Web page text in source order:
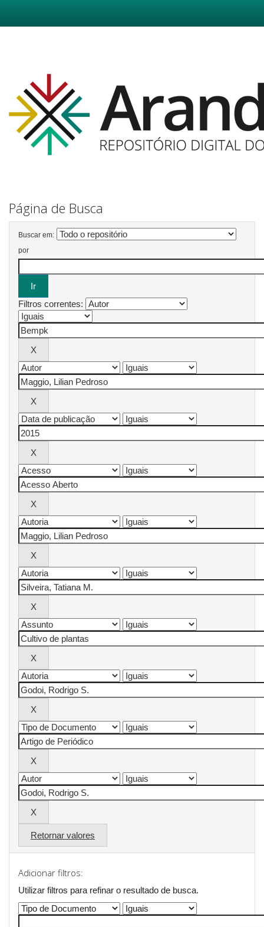
Página de Busca
Buscar em:
por
Filtros correntes:
Retornar valores
Adicionar filtros:
Utilizar filtros para refinar o resultado de busca.